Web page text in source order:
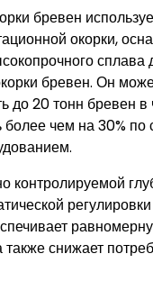
бревен
окорки,
сплава
бревен. Он
до 20 тонн бревен
чем на 30% по
контролируемой
снижает